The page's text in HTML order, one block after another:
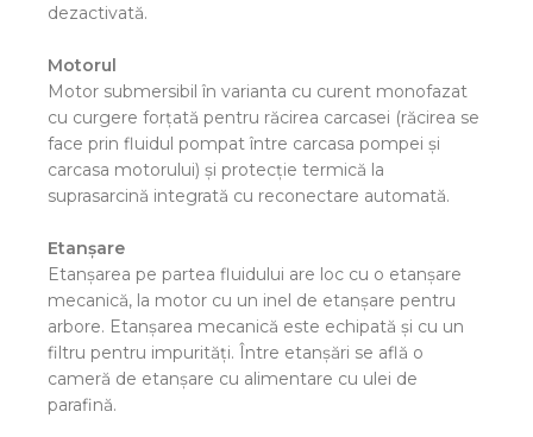
dezactivată.
Motorul
Motor submersibil în varianta cu curent monofazat
cu curgere forţată pentru răcirea carcasei (răcirea se
face prin fluidul pompat între carcasa pompei şi
carcasa motorului) şi protecţie termică la
suprasarcină integrată cu reconectare automată.
Etanşare
Etanşarea pe partea fluidului are loc cu o etanşare
mecanică, la motor cu un inel de etanşare pentru
arbore. Etanşarea mecanică este echipată şi cu un
filtru pentru impurităţi. Între etanşări se află o
cameră de etanşare cu alimentare cu ulei de
parafină.